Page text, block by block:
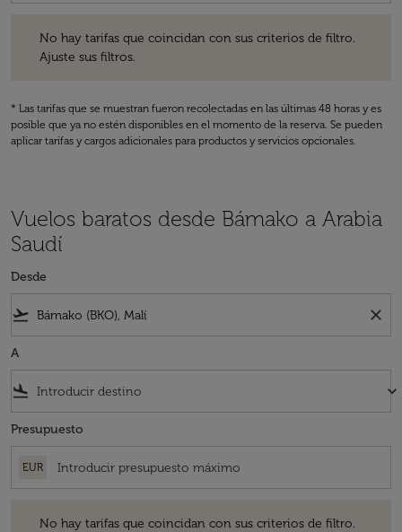
No hay tarifas que coincidan con sus criterios de filtro.
Ajuste sus filtros.
* Las tarifas que se muestran fueron recolectadas en las últimas 48 horas y es
posible que ya no estén disponibles en el momento de la reserva. Se pueden
aplicar tarifas y cargos adicionales para productos y servicios opcionales.
Vuelos baratos desde Bámako a Arabia
Saudí
Desde
flight_takeoff close
A
flight_land keyboard_arrow_down
Presupuesto
EUR
No hay tarifas que coincidan con sus criterios de filtro.